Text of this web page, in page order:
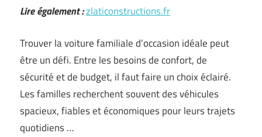
Lire également :zlaticonstructions.fr
Trouver la voiture familiale d’occasion idéale peut
être un défi. Entre les besoins de confort, de
sécurité et de budget, il faut faire un choix éclairé.
Les familles recherchent souvent des véhicules
spacieux, fiables et économiques pour leurs trajets
quotidiens …